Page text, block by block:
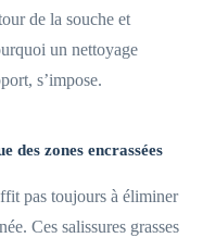
de la souche et
un nettoyage
s’impose.
des zones encrassées
pas toujours à éliminer
Ces salissures grasses